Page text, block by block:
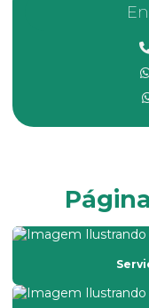
Empresa de
Empresa de
Empresa prestadora
Empresa que faz laudo